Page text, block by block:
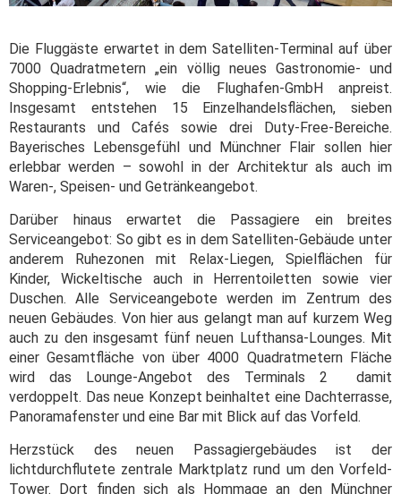
Die Fluggäste erwartet in dem Satelliten-Terminal auf über
7000 Quadratmetern „ein völlig neues Gastronomie- und
Shopping-Erlebnis“, wie die Flughafen-GmbH anpreist.
Insgesamt entstehen 15 Einzelhandelsflächen, sieben
Restaurants und Cafés sowie drei Duty-Free-Bereiche.
Bayerisches Lebensgefühl und Münchner Flair sollen hier
erlebbar werden – sowohl in der Architektur als auch im
Waren-, Speisen- und Getränkeangebot.
Darüber hinaus erwartet die Passagiere ein breites
Serviceangebot: So gibt es in dem Satelliten-Gebäude unter
anderem Ruhezonen mit Relax-Liegen, Spielflächen für
Kinder, Wickeltische auch in Herrentoiletten sowie vier
Duschen. Alle Serviceangebote werden im Zentrum des
neuen Gebäudes. Von hier aus gelangt man auf kurzem Weg
auch zu den insgesamt fünf neuen Lufthansa-Lounges. Mit
einer Gesamtfläche von über 4000 Quadratmetern Fläche
wird das Lounge-Angebot des Terminals 2 damit
verdoppelt. Das neue Konzept beinhaltet eine Dachterrasse,
Panoramafenster und eine Bar mit Blick auf das Vorfeld.
Herzstück des neuen Passagiergebäudes ist der
lichtdurchflutete zentrale Marktplatz rund um den Vorfeld-
Tower. Dort finden sich als Hommage an den Münchner